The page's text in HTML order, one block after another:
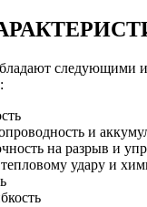
следующими
и
на разрыв и
удару и